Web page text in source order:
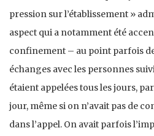
pression sur l’établissement »
aspect qui a notamment été
confinement – au point parfois
échanges avec les personnes
étaient appelées tous les jours,
jour, même si on n’avait pas de
dans l’appel. On avait parfois